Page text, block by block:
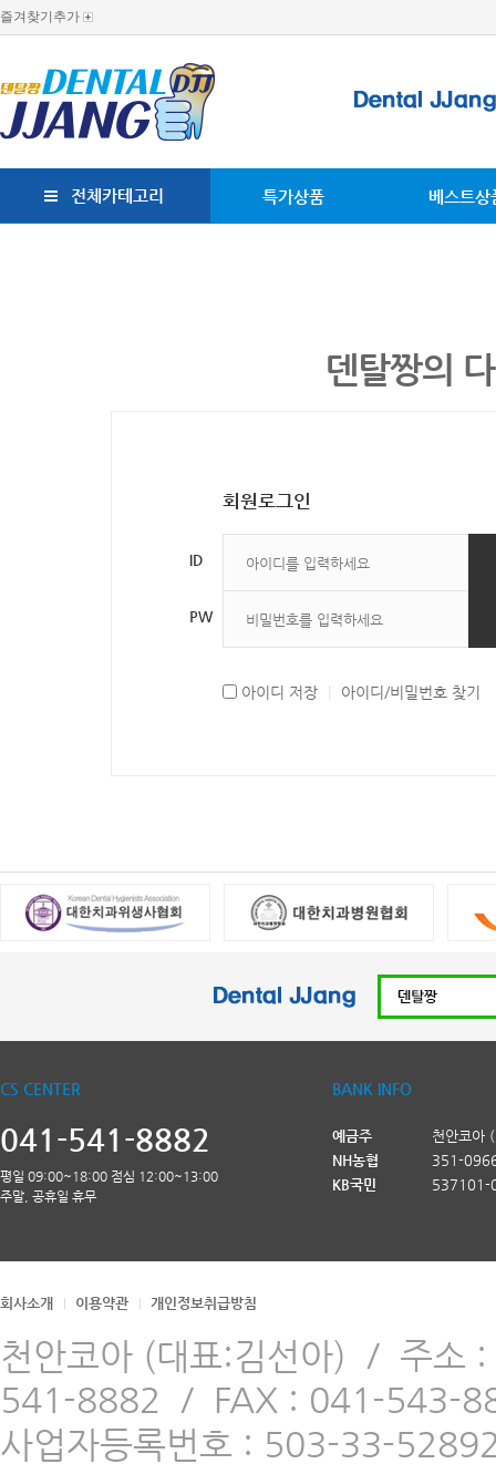
즐겨찾기추가
전체카테고리 특가상품 베스트상
덴탈짱의
회원로그인
ID
PW
아이디 저장 아이디/비밀번호 찾기
CS CENTER
041-541-8882
평일 09:00~18:00 점심 12:00~13:00
주말, 공휴일 휴무
BANK INFO
예금주
천안코아
NH농협
351-
KB국민
537101-
회사소개 이용약관 개인정보취급방침
천안코아 (대표:김선아) / 주소
541-8882 / FAX : 041-543-
사업자등록번호 : 503-33-